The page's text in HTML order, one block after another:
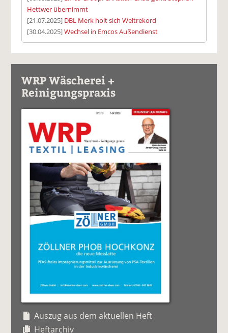
Hettwer übernimmt
[21.07.2025] DBL Merk holt sich Weltrekord
[30.04.2025]Wechsel in Emcos Außendienst
WRP Wäscherei +
Reinigungspraxis
Auszug aus dem aktuellen Heft
Heftarchiv